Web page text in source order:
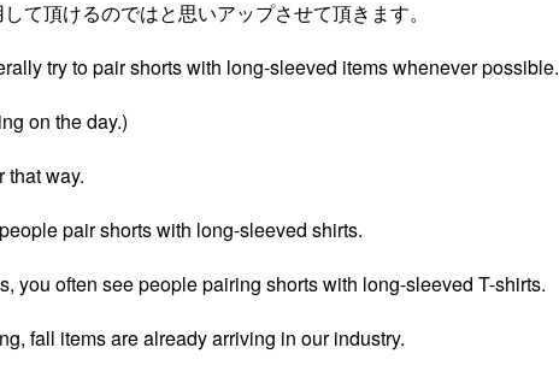
て頂けるのではと思いアップさせて頂きます。
try to pair shorts with long-sleeved items whenever possible.
on the day.)
that way.
pair shorts with long-sleeved shirts.
you often see people pairing shorts with long-sleeved T-shirts.
fall items are already arriving in our industry.